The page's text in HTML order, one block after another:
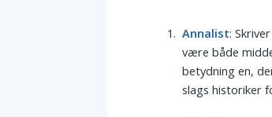
Annalist:
være både
betydning en,
slags historiker